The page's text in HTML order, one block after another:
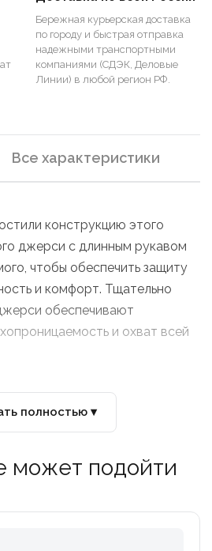
Бережная курьерская доставка
по городу и быстрая отправка
надежными транспортными
компаниями (СДЭК, Деловые
Линии) в любой регион РФ.
Все характеристики
конструкцию этого
джерси с длинным рукавом
чтобы обеспечить защиту
и комфорт. Тщательно
обеспечивают
и охват всей
полностью ▾
может подойти